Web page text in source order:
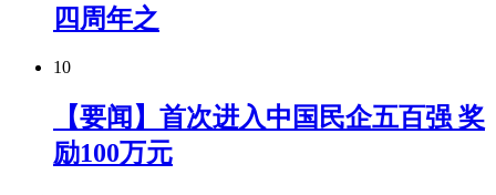
四周年之
10
【要闻】首次进入中国民企五百强 奖
励100万元